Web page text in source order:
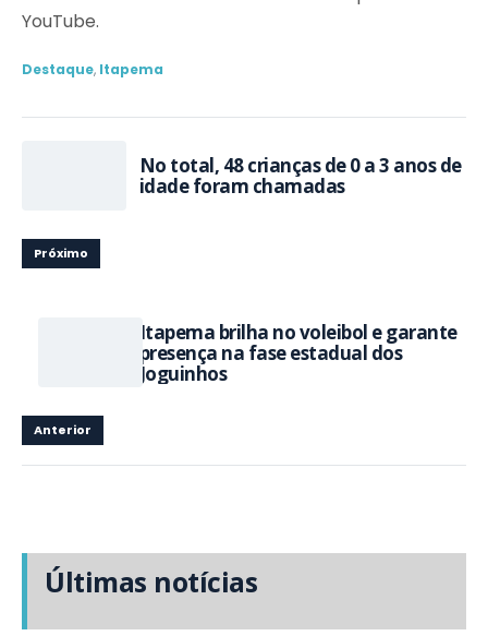
YouTube.
Destaque, Itapema
No total, 48 crianças de 0 a 3 anos de
idade foram chamadas
Próximo
Itapema brilha no voleibol e garante
presença na fase estadual dos
Joguinhos
Anterior
Últimas notícias